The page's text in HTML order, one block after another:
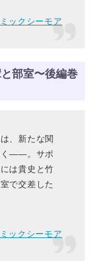
ックシーモア
部室〜後編巻
、新たな関
く――。サボ
は貴史と竹
で交差した
ックシーモア